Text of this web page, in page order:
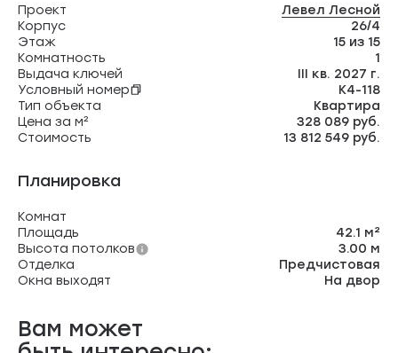
Проект
Левел Лесной
Корпус
26/4
Этаж
15 из 15
Комнатность
1
Выдача ключей
III кв. 2027 г.
Условный номер
К4-118
Тип объекта
Квартира
Цена за м²
328 089 руб.
Стоимость
13 812 549 руб.
Планировка
Комнат
Площадь
42.1 м²
Высота потолков
3.00 м
Отделка
Предчистовая
Окна выходят
На двор
Вам может